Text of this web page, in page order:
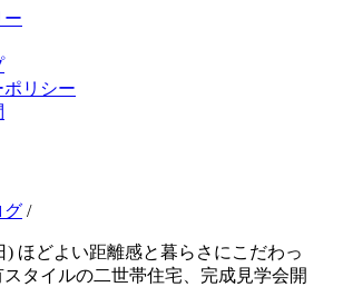
ー
リシー
グ /
) ほどよい距離感と暮らさにこだわっ
タイルの二世帯住宅、完成見学会開